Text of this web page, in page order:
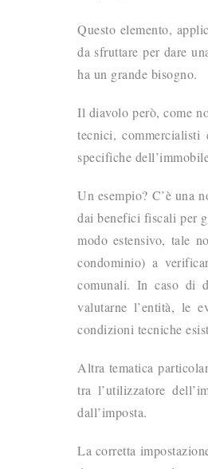
Questo elemento,
da sfruttare per dare
ha un grande bisogno.
Il diavolo però, come
tecnici, commercialisti
specifiche
Un esempio? C’è una
dai benefici fiscali per
modo estensivo, tale
condominio) a
comunali. In caso di
valutarne l’entità, le
condizioni tecniche
Altra tematica
tra l’utilizzatore
dall’imposta.
La corretta